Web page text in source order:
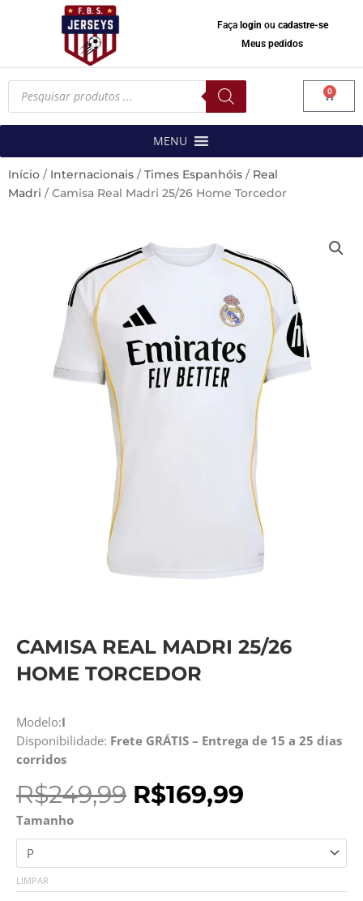
Faça loginou cadastre-se
Meus pedidos
Pesquisar
produtos 0
MENU
Início / Internacionais /Times Espanhóis / Real
Madri / Camisa Real Madri 25/26 Home Torcedor
CAMISA REAL MADRI 25/26
HOME TORCEDOR
Modelo:I
Disponibilidade: Frete GRÁTIS – Entrega de 15 a 25 dias
corridos
R$249,99 O
preço
original
era:
R$249,99.
R$169,99
atual
é:
R$169,99.
Tamanho
LIMPAR
Camisa
Real
Madri
25/26
Home